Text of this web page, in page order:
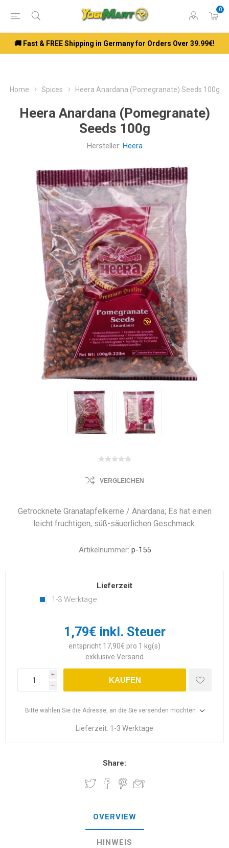
0
🚚 Fast & FREE Shipping in Germany for Orders Over 39.99€!
Home Spices Heera Anardana (Pomegranate) Seeds 100g
Heera Anardana (Pomegranate)
Seeds 100g
Hersteller: Heera
VERGLEICHEN
Getrocknete Granatapfelkerne / Anardana; Es hat einen
leicht fruchtigen, süß-säuerlichen Geschmack.
Artikelnummer: p-155
Lieferzeit
1-3 Werktage
1,79€ inkl. Steuer
entspricht 17,90€ pro 1 kg(s)
exklusive Versand
i
h
KAUFEN
Bitte wählen Sie die Adresse, an die Sie versenden möchten
Lieferzeit: 1-3 Werktage
Share:
OVERVIEW
HINWEIS